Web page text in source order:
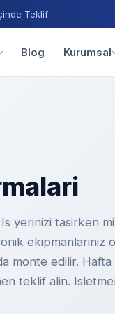
Teklif
Blog Kurumsal
yerinizi tasirken
edilir.
teklif alin.